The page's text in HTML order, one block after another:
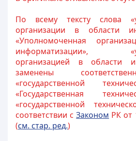
По всему тексту слова
организации в области
«Уполномоченная
информатизации»,
организацией в области
заменены
«государственной
«Государственная
«государственной
соответствии сЗаконом РК от
(см. стар. ред.)